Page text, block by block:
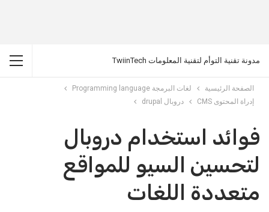
مدونة تقنية التوأم لتقنية المعلومات TwiinTech
الصفحة الرئيسية
لغات البرمجة Programming language
إدراة المحتوى CMS
دروبال drupal
فوائد استخدام دروبال
لتحسين السيو للمواقع
متعددة اللغات